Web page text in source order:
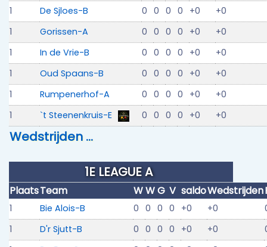
1
De Sjloes-B 0 0 0 0 +0
+0
1
Gorissen-A 0 0 0 0 +0
+0
1
In de Vrie-B 0 0 0 0 +0
+0
1
Oud Spaans-B 0 0 0 0 +0
+0
1
Rumpenerhof-A 0 0 0 0 +0
+0
1
`t Steenenkruis-E 0 0 0 0 +0 +0
Wedstrijden …
1E LEAGUE A
PlaatsTeam WWG V saldoWedstrijden
1 Bie Alois-B 0 0 0 0 +0 +0
1
D'r Sjutt-B 0 0 0 0 +0 +0